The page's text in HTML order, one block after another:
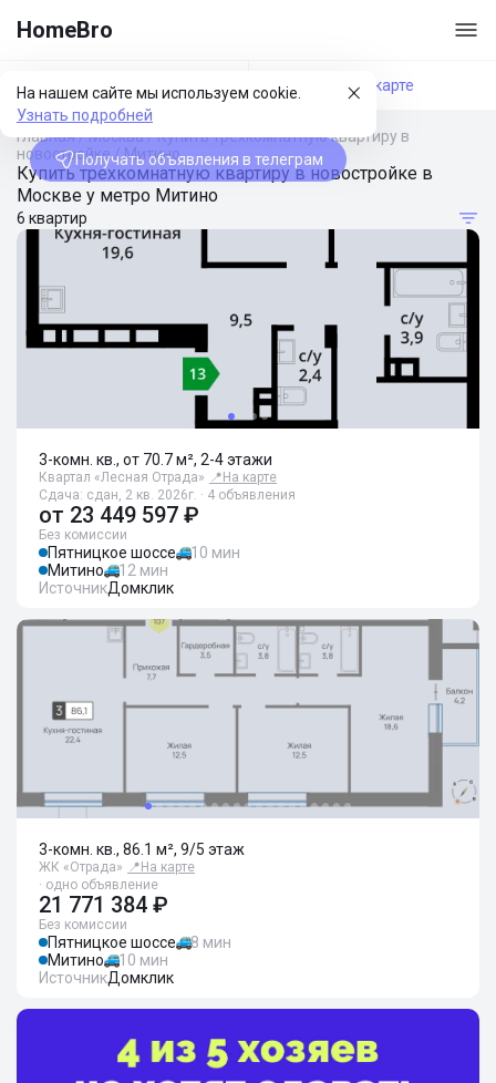
HomeBro
На нашем сайте мы используем cookie.
Узнать подробней
Получать объявления в телеграм
Фильтры На карте
Главная/Москва/Купить трехкомнатную квартиру в
новостройке/Митино
Купить трехкомнатную квартиру в новостройке в
Москве у метро Митино
6 квартир
3-комн. кв., от 70.7 м², 2-4 этажи
Квартал «Лесная Отрада» 📍 На карте
Сдача: сдан, 2 кв. 2026г. · 4 объявления
от 23 449 597 ₽
Без комиссии
Пятницкое шоссе
10 мин
Митино
12 мин
ИсточникДомклик
3-комн. кв., 86.1 м², 9/5 этаж
ЖК «Отрада» 📍 На карте
· одно объявление
21 771 384 ₽
Без комиссии
Пятницкое шоссе
8 мин
Митино
10 мин
ИсточникДомклик